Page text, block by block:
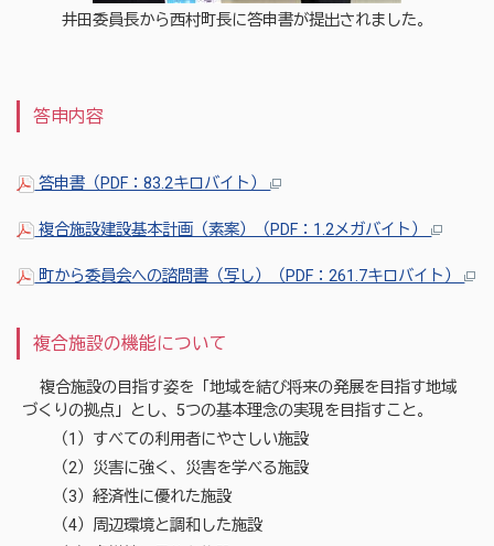
井田委員長から西村町長に答申書が提出されました。
答申内容
答申書（PDF：83.2キロバイト）
複合施設建設基本計画（素案）（PDF：1.2メガバイト）
町から委員会への諮問書（写し）（PDF：261.7キロバイト）
複合施設の機能について
複合施設の目指す姿を「地域を結び将来の発展を目指す地域
づくりの拠点」とし、5つの基本理念の実現を目指すこと。
（1）すべての利用者にやさしい施設
（2）災害に強く、災害を学べる施設
（3）経済性に優れた施設
（4）周辺環境と調和した施設